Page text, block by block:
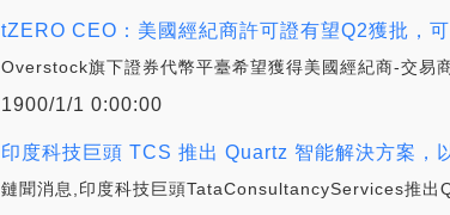
tZERO CEO：美國經紀商許可證有望Q2獲批，
Overstock旗下證券代幣平臺希望獲得美國經紀商-交易
1900/1/1 0:00:00
印度科技巨頭 TCS 推出 Quartz 智能解決方案，
鏈聞消息,印度科技巨頭TataConsultancyServices推出